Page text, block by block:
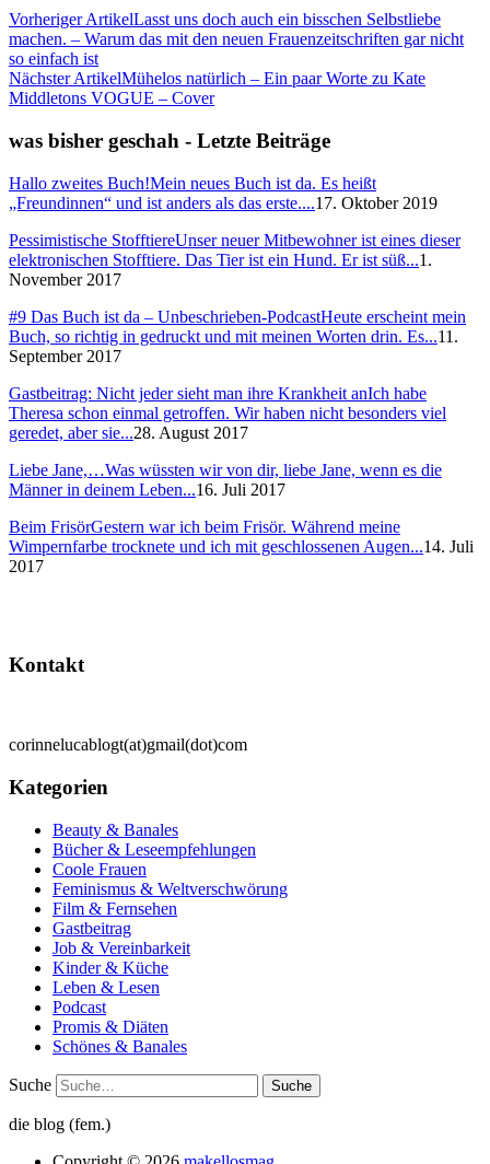
Vorheriger ArtikelLasst uns doch auch ein bisschen Selbstliebe
machen. – Warum das mit den neuen Frauenzeitschriften gar nicht
so einfach ist
Nächster ArtikelMühelos natürlich – Ein paar Worte zu Kate
Middletons VOGUE – Cover
was bisher geschah - Letzte Beiträge
Hallo zweites Buch!Mein neues Buch ist da. Es heißt
„Freundinnen“ und ist anders als das erste....17. Oktober 2019
Pessimistische StofftiereUnser neuer Mitbewohner ist eines dieser
elektronischen Stofftiere. Das Tier ist ein Hund. Er ist süß...1.
November 2017
#9 Das Buch ist da – Unbeschrieben-PodcastHeute erscheint mein
Buch, so richtig in gedruckt und mit meinen Worten drin. Es...11.
September 2017
Gastbeitrag: Nicht jeder sieht man ihre Krankheit anIch habe
Theresa schon einmal getroffen. Wir haben nicht besonders viel
geredet, aber sie...28. August 2017
Liebe Jane,…Was wüssten wir von dir, liebe Jane, wenn es die
Männer in deinem Leben...16. Juli 2017
Beim FrisörGestern war ich beim Frisör. Während meine
Wimpernfarbe trocknete und ich mit geschlossenen Augen...14. Juli
2017
Kontakt
corinnelucablogt(at)gmail(dot)com
Kategorien
Beauty & Banales
Bücher & Leseempfehlungen
Coole Frauen
Feminismus & Weltverschwörung
Film & Fernsehen
Gastbeitrag
Job & Vereinbarkeit
Kinder & Küche
Leben & Lesen
Podcast
Promis & Diäten
Schönes & Banales
Suche
die blog (fem.)